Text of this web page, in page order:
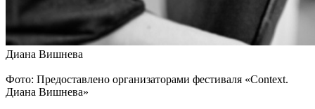
Диана Вишнева
Фото: Предоставлено организаторами фестиваля «Context.
Диана Вишнева»